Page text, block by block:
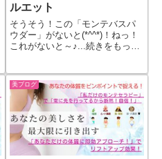
ルエット
そうそう！この「モンテバスパ
ウダー」がないと(*^^*)！ねっ！
これがないと～♪...続きをもっと
美ブログ